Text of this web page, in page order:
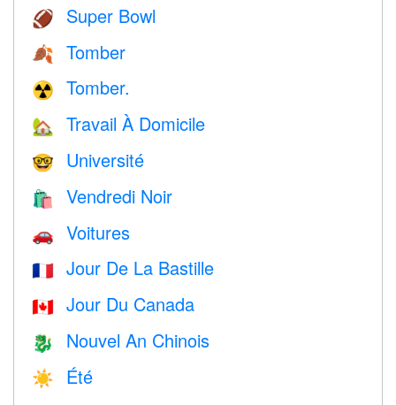
🏈 Super Bowl
🍂 Tomber
☢️ Tomber.
🏡 Travail À Domicile
🤓 Université
🛍 Vendredi Noir
🚗 Voitures
🇫🇷 Jour De La Bastille
🇨🇦 Jour Du Canada
🐉 Nouvel An Chinois
☀️ Été